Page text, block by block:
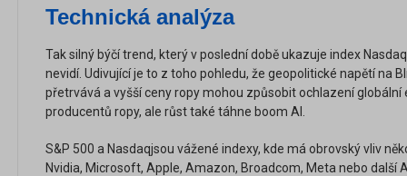
Technická analýza
Tak silný býčí trend, který v poslední době ukazuje index
nevidí. Udivující je to z toho pohledu, že geopolitické napětí na
přetrvává a vyšší ceny ropy mohou způsobit ochlazení globální
producentů ropy, ale růst také táhne boom AI.
S&P 500 a Nasdaqjsou vážené indexy, kde má obrovský vliv
Nvidia, Microsoft, Apple, Amazon, Broadcom, Meta nebo další